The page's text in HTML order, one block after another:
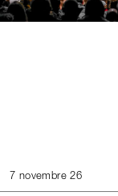
7 novembre 26